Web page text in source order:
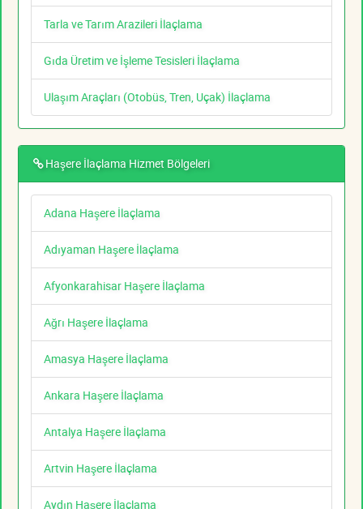
Tarla ve Tarım Arazileri İlaçlama
Gıda Üretim ve İşleme Tesisleri İlaçlama
Ulaşım Araçları (Otobüs, Tren, Uçak) İlaçlama
Haşere İlaçlama Hizmet Bölgeleri
Adana Haşere İlaçlama
Adıyaman Haşere İlaçlama
Afyonkarahisar Haşere İlaçlama
Ağrı Haşere İlaçlama
Amasya Haşere İlaçlama
Ankara Haşere İlaçlama
Antalya Haşere İlaçlama
Artvin Haşere İlaçlama
Aydın Haşere İlaçlama